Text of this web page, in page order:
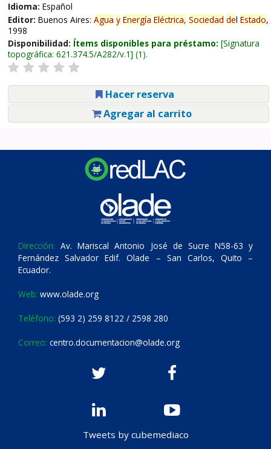
Idioma: Español
Editor: Buenos Aires: Agua y Energía Eléctrica, Sociedad del Estado,
1998
Disponibilidad: Ítems disponibles para préstamo: Signatura
topográfica: 621.374.5/A282/v.1 (1).
Hacer reserva
Agregar al carrito
Dirección: Av. Mariscal Antonio José de Sucre N58-63 y
Fernández Salvador Edif. Olade – San Carlos, Quito –
Ecuador.
Web: www.olade.org
Teléfono: (593 2) 259 8122 / 2598 280
Correo: centro.documentacion@olade.org
Tweets by cubemediaco